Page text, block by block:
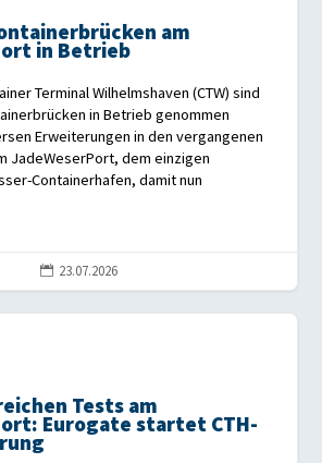
am
in Betrieb
Terminal Wilhelmshaven (CTW) sind
in Betrieb genommen
Erweiterungen in den vergangenen
JadeWeserPort, dem einzigen
Containerhafen, damit nun
 23.07.2026
Tests am
Eurogate startet CTH-